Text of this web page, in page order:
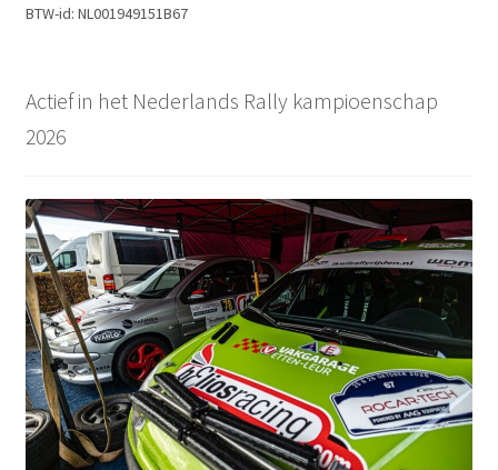
BTW-id: NL001949151B67
Actief in het Nederlands Rally kampioenschap
2026